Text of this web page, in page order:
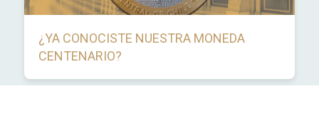
¿YA CONOCISTE NUESTRA MONEDA
CENTENARIO?